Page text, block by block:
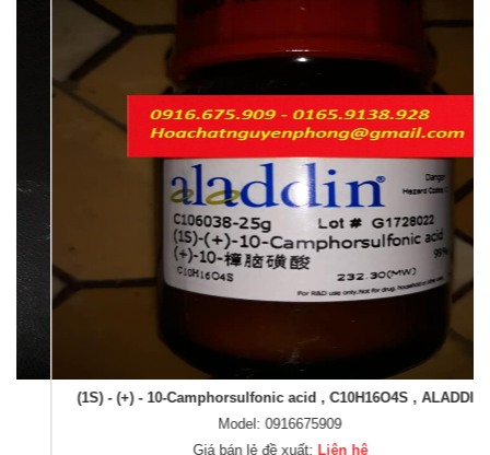
(1S) - (+) - 10-Camphorsulfonic acid , C10H16O4S , ALADDIN
Model: 0916675909
Giá bán lẻ đề xuất:Liên hệ